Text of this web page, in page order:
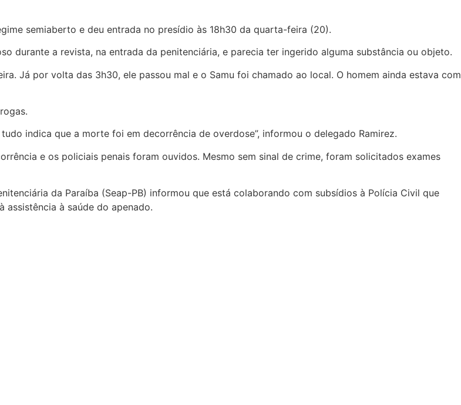
semiaberto e deu entrada no presídio às 18h30 da quarta-feira (20).
durante a revista, na entrada da penitenciária, e parecia ter ingerido alguma substância ou objeto.
Já por volta das 3h30, ele passou mal e o Samu foi chamado ao local. O homem ainda estava com
indica que a morte foi em decorrência de overdose”, informou o delegado Ramirez.
e os policiais penais foram ouvidos. Mesmo sem sinal de crime, foram solicitados exames
da Paraíba (Seap-PB) informou que está colaborando com subsídios à Polícia Civil que
à saúde do apenado.